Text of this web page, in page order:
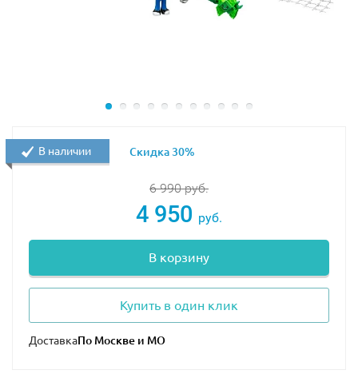
6 990руб.
4 950 руб.
В корзину
Купить в один клик
Доставка
В наличии Скидка 30%